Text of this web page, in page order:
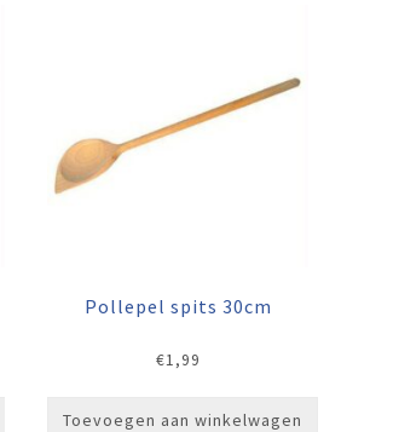
Pollepel spits 30cm
€1,99
Toevoegen aan winkelwagen